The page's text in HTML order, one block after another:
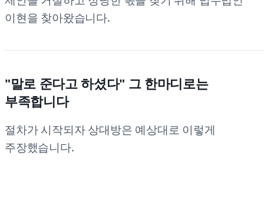
이현을 찾아왔습니다.
"말로 준다고 하셨다" 그 한마디로는
부족합니다
절차가 시작되자 상대방은 예상대로 이렇게
주장했습니다.